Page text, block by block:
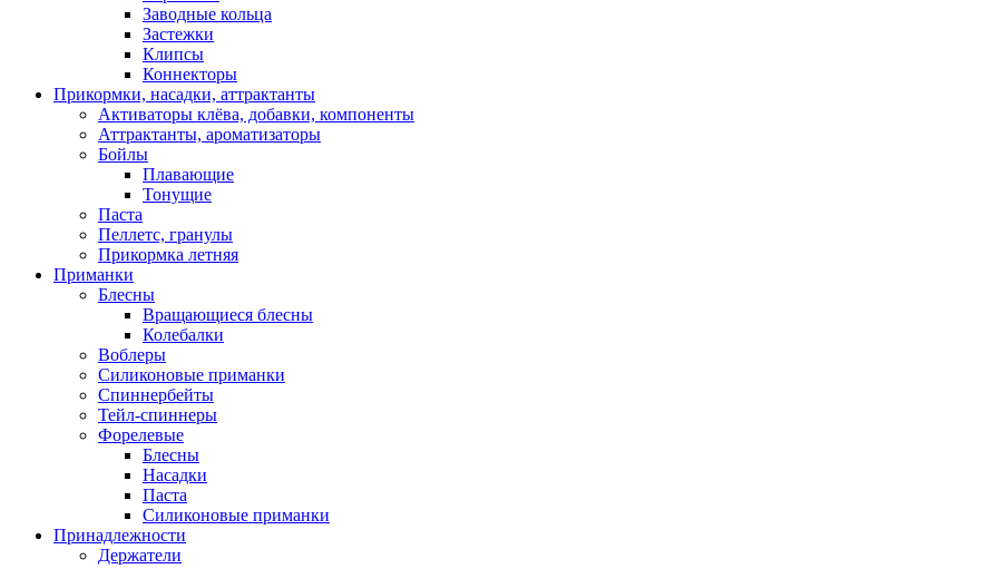
Заводные кольца
Застежки
Клипсы
Коннекторы
Прикормки, насадки, аттрактанты
Активаторы клёва, добавки, компоненты
Аттрактанты, ароматизаторы
Бойлы
Плавающие
Тонущие
Паста
Пеллетс, гранулы
Прикормка летняя
Приманки
Блесны
Вращающиеся блесны
Колебалки
Воблеры
Силиконовые приманки
Спиннербейты
Тейл-спиннеры
Форелевые
Блесны
Насадки
Паста
Силиконовые приманки
Принадлежности
Держатели